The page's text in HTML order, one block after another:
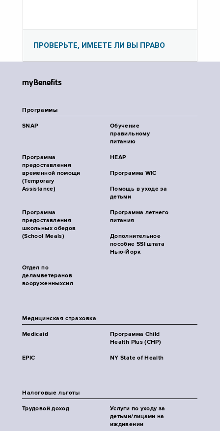
ПРОВЕРЬТЕ, ИМЕЕТЕ ЛИ ВЫ ПРАВО
myBenefits
Программы
SNAP
Обучение
правильному
питанию
Программа
предоставления
временной помощи
(Temporary
Assistance)
HEAP
Программа WIC
Помощь в уходе за
детьми
Программа
предоставления
школьных обедов
(School Meals)
Программа летнего
питания
Дополнительное
пособие SSI штата
Нью-Йорк
Отдел по
деламветеранов
вооруженныхсил
Медицинская страховка
Medicaid
Программа Child
Health Plus (CHP)
EPIC NY State of Health
Налоговые льготы
Трудовой доход
Услуги по уходу за
детьми/лицами на
иждивении